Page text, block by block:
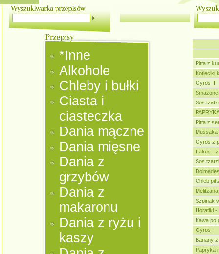
*Inne
Alkohole
Chleby i bułki
Ciasta i
ciasteczka
Dania mączne
Dania mięsne
Dania z
grzybów
Dania z
makaronu
Dania z ryżu i
kaszy
Pitta z
Kotleciki
Gyros II
Sos
Pitta z
Mussaka
Gyros z
Fakes -
Sos
Chleb
Szpinak
Horatiki -
Kawa po
Gyros I
Banany
Papryka